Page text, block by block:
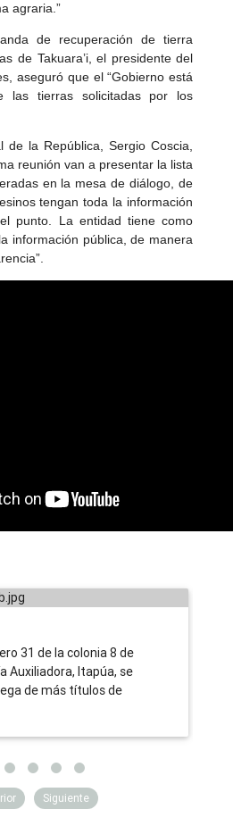
agraria.”
de recuperación de tierra
de Takuara’i, el presidente del
aseguró que el “Gobierno está
las tierras solicitadas por los
de la República, Sergio Coscia,
reunión van a presentar la lista
en la mesa de diálogo, de
tengan toda la información
punto. La entidad tiene como
información pública, de manera
lucha, familias
acceden a la
por el Gobierno
31 de la colonia 8 de
Auxiliadora, Itapúa, se
de más títulos de
Siguiente